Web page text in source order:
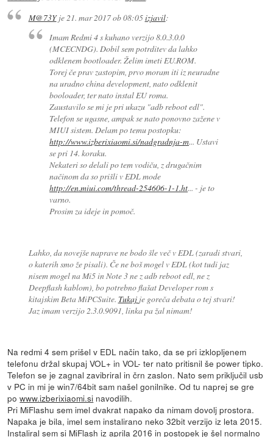
M@73Yje 21. mar 2017 ob 08:05izjavil:
Imam Redmi 4 s kuhano verzijo 8.0.3.0.0
(MCECNDG). Dobil sem potrditev da lahko
odklenem bootloader. Želim imeti EU.ROM.
Torej če prav zastopim, prvo moram iti iz neuradne
na uradno china development, nato odklenit
booloader, ter nato instal EU roma.
Zaustavilo se mi je pri ukazu "adb reboot edl".
Telefon se ugasne, ampak se nato ponovno zažene v
MIUI sistem. Delam po temu postopku:
http://www.izberixiaomi.si/nadgradnja-m... Ustavi
se pri 14. koraku.
Nekateri so delali po tem vodiču, z drugačnim
načinom da so prišli v EDL mode
http://en.miui.com/thread-254606-1-1.ht... - je to
varno.
Prosim za ideje in pomoč.
Lahko, da novejše naprave ne bodo šle več v EDL (zaradi stvari,
o katerih smo že pisali). Če ne boš mogel v EDL (kot tudi jaz
nisem mogel na Mi5 in Note 3 ne z adb reboot edl, ne z
Deepflash kablom), bo potrebno flašat Developer rom s
kitajskim Beta MiPCSuite. Tukaj je goreča debata o tej stvari!
Jaz imam verzijo 2.3.0.9091, linka pa žal nimam!
Na redmi 4 sem prišel v EDL način tako, da se pri izklopljenem
telefonu držal skupaj VOL+ in VOL- ter nato pritisnil še power tipko.
Telefon se je zagnal zavibriral in črn zaslon. Nato sem priključil usb
v PC in mi je win7/64bit sam našel gonilnike. Od tu naprej se gre
powww.izberixiaomi.si navodilih.
Pri MiFlashu sem imel dvakrat napako da nimam dovolj prostora.
Napaka je bila, imel sem instalirano neko 32bit verzijo iz leta 2015.
Instaliral sem si MiFlash iz aprila 2016 in postopek je šel normalno